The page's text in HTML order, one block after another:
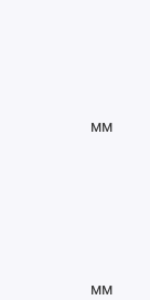
мм
мм